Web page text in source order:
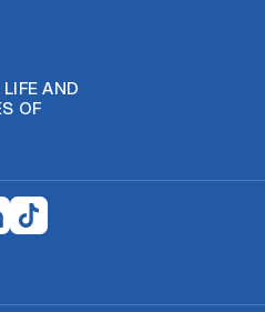
AND
OF